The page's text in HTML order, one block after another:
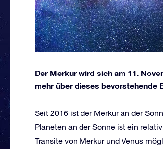
Der Merkur wird sich am 11.
mehr über dieses bevorstehende
Seit 2016 ist der Merkur an der
Planeten an der Sonne ist ein
Transite von Merkur und Venus